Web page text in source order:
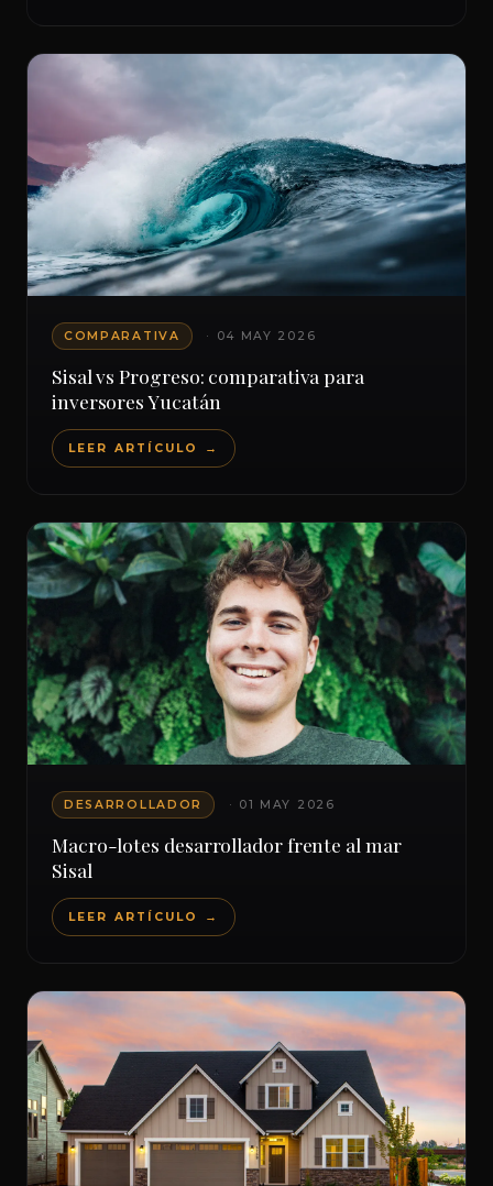
COMPARATIVA · 04 MAY 2026
Sisal vs Progreso: comparativa para
inversores Yucatán
LEER ARTÍCULO →
DESARROLLADOR · 01 MAY 2026
Macro-lotes desarrollador frente al mar
Sisal
LEER ARTÍCULO →